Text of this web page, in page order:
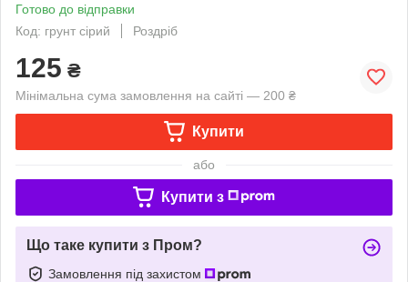
Готово до відправки
Код: грунт сірий
Роздріб
125 ₴
Мінімальна сума замовлення на сайті — 200 ₴
Купити
або
Купити з
Що таке купити з Пром?
Замовлення під захистом